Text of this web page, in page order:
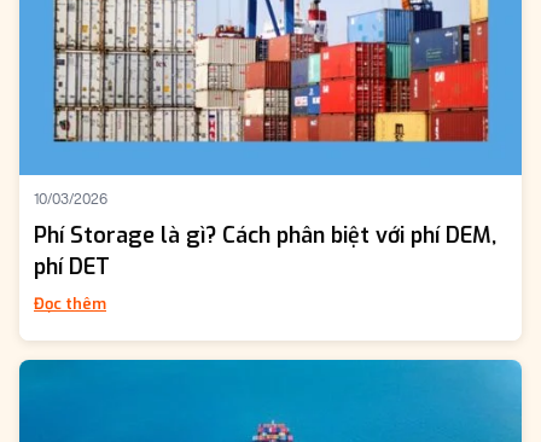
10/03/2026
Phí Storage là gì? Cách phân biệt với phí DEM,
phí DET
Đọc thêm